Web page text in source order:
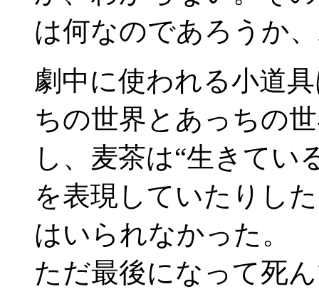
は何なのであろうか
劇中に使われる小道
ちの世界とあっちの
し、麦茶は“生きてい
を表現していたりし
はいられなかった。
ただ最後になって死